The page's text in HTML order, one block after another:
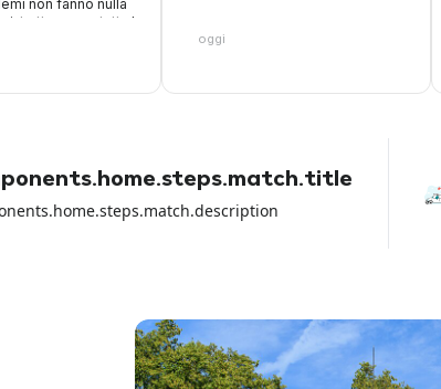
non fanno nulla
trattengono tutta la
di debito, paghi
con cui hai
fatto NULLA per
girare la colpa sul
aeroporto.
oggi